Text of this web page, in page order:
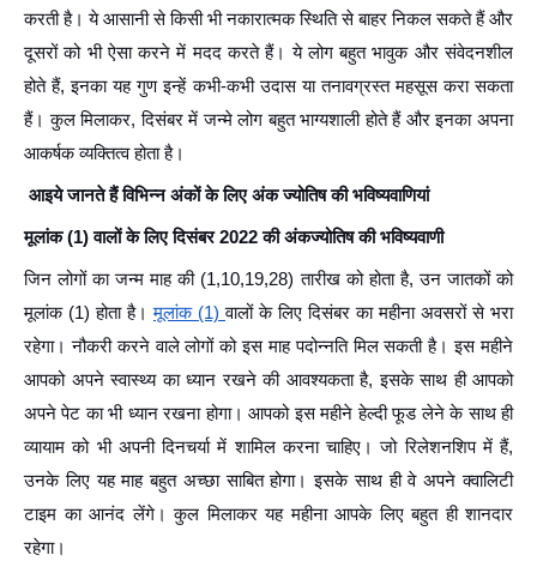
करती है। ये आसानी से किसी भी नकारात्मक स्थिति से बाहर निकल सकते हैं और
दूसरों को भी ऐसा करने में मदद करते हैं। ये लोग बहुत भावुक और संवेदनशील
होते हैं, इनका यह गुण इन्हें कभी-कभी उदास या तनावग्रस्त महसूस करा सकता
हैं। कुल मिलाकर, दिसंबर में जन्मे लोग बहुत भाग्यशाली होते हैं और इनका अपना
आकर्षक व्यक्तित्व होता है।
आइये जानते हैं विभिन्न अंकों के लिए अंक ज्योतिष की भविष्यवाणियां
मूलांक (1) वालों के लिए दिसंबर 2022 की अंकज्योतिष की भविष्यवाणी
जिन लोगों का जन्म माह की (1,10,19,28) तारीख को होता है, उन जातकों को
मूलांक (1) होता है।मूलांक (1)वालों के लिए दिसंबर का महीना अवसरों से भरा
रहेगा। नौकरी करने वाले लोगों को इस माह पदोन्नति मिल सकती है। इस महीने
आपको अपने स्वास्थ्य का ध्यान रखने की आवश्यकता है, इसके साथ ही आपको
अपने पेट का भी ध्यान रखना होगा। आपको इस महीने हेल्दी फूड लेने के साथ ही
व्यायाम को भी अपनी दिनचर्या में शामिल करना चाहिए। जो रिलेशनशिप में हैं,
उनके लिए यह माह बहुत अच्छा साबित होगा। इसके साथ ही वे अपने क्वालिटी
टाइम का आनंद लेंगे। कुल मिलाकर यह महीना आपके लिए बहुत ही शानदार
रहेगा।